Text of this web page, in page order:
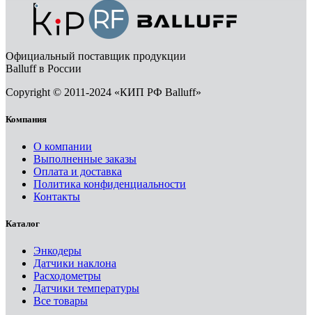
Официальный поставщик продукции
Balluff в России
Copyright © 2011-2024 «КИП РФ Balluff»
Компания
О компании
Выполненные заказы
Оплата и доставка
Политика конфиденциальности
Контакты
Каталог
Энкодеры
Датчики наклона
Расходометры
Датчики температуры
Все товары